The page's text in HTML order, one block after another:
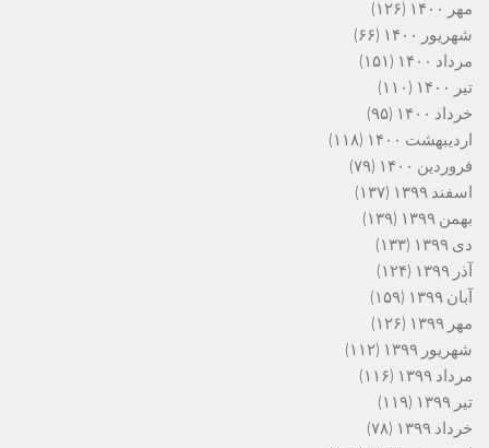
مهر ۱۴۰۰
(۱۲۶)
شهریور ۱۴۰۰
(۶۶)
مرداد ۱۴۰۰
(۱۵۱)
تیر ۱۴۰۰
(۱۱۰)
خرداد ۱۴۰۰
(۹۵)
اردیبهشت ۱۴۰۰
(۱۱۸)
فروردین ۱۴۰۰
(۷۹)
اسفند ۱۳۹۹
(۱۳۷)
بهمن ۱۳۹۹
(۱۳۹)
دی ۱۳۹۹
(۱۳۳)
آذر ۱۳۹۹
(۱۲۴)
آبان ۱۳۹۹
(۱۵۹)
مهر ۱۳۹۹
(۱۲۶)
شهریور ۱۳۹۹
(۱۱۲)
مرداد ۱۳۹۹
(۱۱۶)
تیر ۱۳۹۹
(۱۱۹)
خرداد ۱۳۹۹
(۷۸)